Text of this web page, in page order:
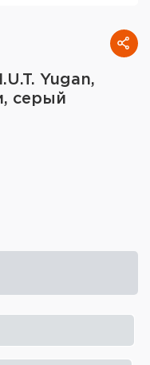
Yugan,
серый